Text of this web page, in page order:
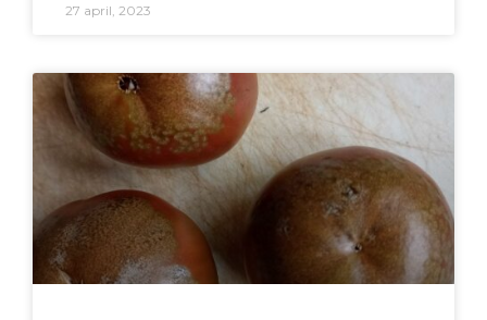
27 april, 2023